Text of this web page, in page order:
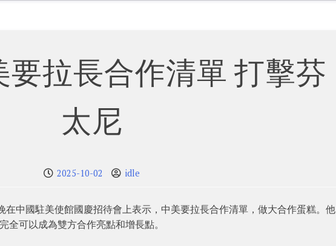
拉長合作清單 打擊芬
太尼
2025-10-02 idle
在中國駐美使館國慶招待會上表示，中美要拉長合作清單，做大合作蛋糕。他
可以成為雙方合作亮點和增長點。